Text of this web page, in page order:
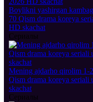
Boylikni yashirgan
70 Qism drama koreya
HD skachat
Сериалы
Mening ajdarho qirolim 1-
Qism drama koreya
skachat
Сериалы